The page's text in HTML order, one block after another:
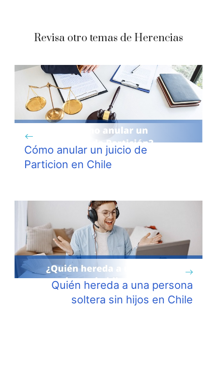
Revisa otro temas de Herencias
Cómo anular un juicio de
Particion en Chile
Quién hereda a una persona
soltera sin hijos en Chile